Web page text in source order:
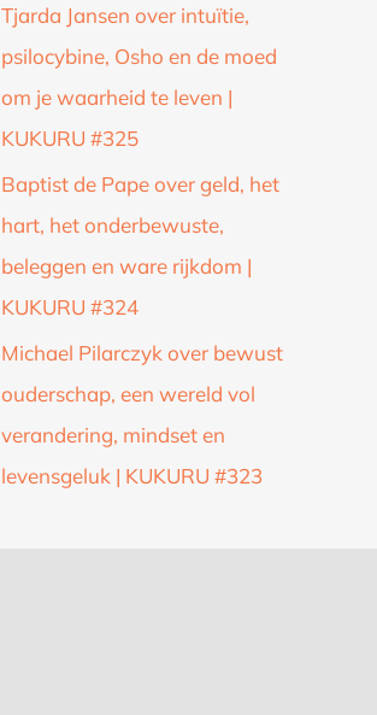
Tjarda Jansen over intuïtie,
psilocybine, Osho en de moed
om je waarheid te leven |
KUKURU #325
Baptist de Pape over geld, het
hart, het onderbewuste,
beleggen en ware rijkdom |
KUKURU #324
Michael Pilarczyk over bewust
ouderschap, een wereld vol
verandering, mindset en
levensgeluk | KUKURU #323